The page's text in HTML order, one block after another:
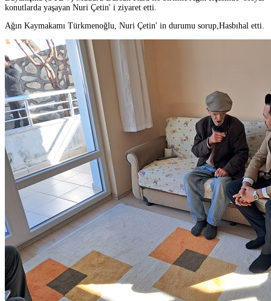
konutlarda yaşayan Nuri Çetin' i ziyaret etti.
Ağın Kaymakamı Türkmenoğlu, Nuri Çetin' in durumu sorup,Hasbıhal etti.